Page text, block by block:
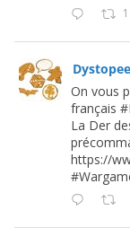
1
On vous
français
La Der
https://